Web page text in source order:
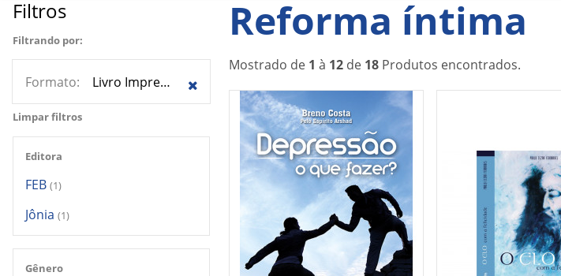
Filtros
Filtrando por:
Formato: Livro Impresso
Limpar filtros
Editora
FEB (1)
Jônia (1)
Gênero
Reforma íntima
Mostrado de 1 à 12de 18Produtos encontrados.